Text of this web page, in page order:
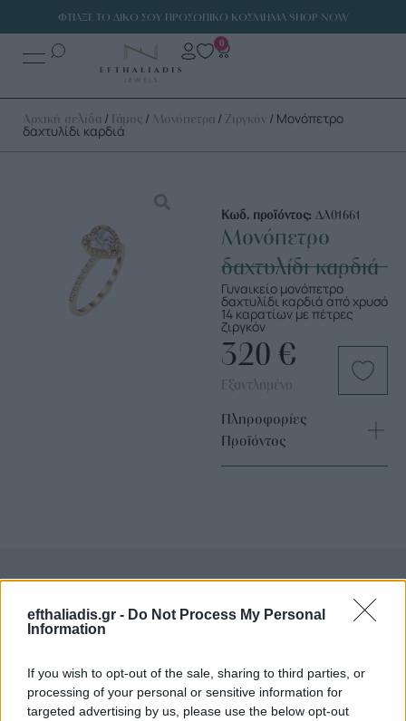
efthaliadis.gr - Do Not Process My Personal
Information
If you wish to opt-out of the sale, sharing to third parties, or
processing of your personal or sensitive information for
targeted advertising by us, please use the below opt-out
ΦΤΙΑΞΕ ΤΟ ΔΙΚΟ ΣΟΥ ΠΡΟΣΩΠΙΚΟ ΚΟΣΜΗΜΑ SHOP NOW
0
Αρχική σελίδα / Γάμος / Μονόπετρα / Ζιργκόν / Μονόπετρο
δαχτυλίδι καρδιά
Κωδ. προϊόντος: ΔΑ01661
Μονόπετρο
δαχτυλίδι καρδιά
Γυναικείο μονόπετρο
δαχτυλίδι καρδιά από χρυσό
14 καρατίων με πέτρες
ζιργκόν
320 €
Εξαντλημένο
Πληροφορίες
Προϊόντος
Επιλογές Που Ταιριάζουν
Εδώ θα βρείτε τις κορυφαίες επιλογές που ξεχωρίζουν για
το μοναδικό τους στυλ και την εξαιρετική τους ποιότητα.